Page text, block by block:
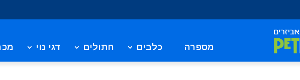
מספרה כלבים חתולים דגי נוי